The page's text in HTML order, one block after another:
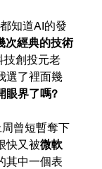
知道AI的發
次經典的技術
技創投元老
選了裡面幾
眼界了嗎?
周曾短暫奪下
快又被微軟
其中一個表